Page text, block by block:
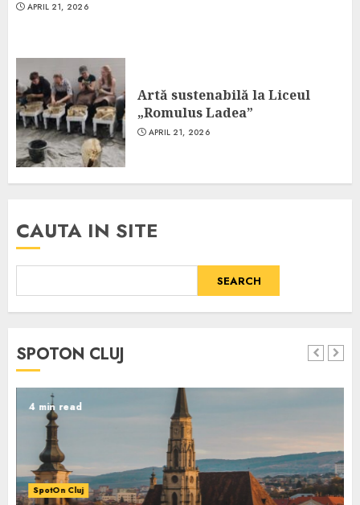
APRIL 21, 2026
Artă sustenabilă la Liceul
„Romulus Ladea”
APRIL 21, 2026
CAUTA IN SITE
SEARCH
SPOTON CLUJ
4 min read
SpotOn Cluj